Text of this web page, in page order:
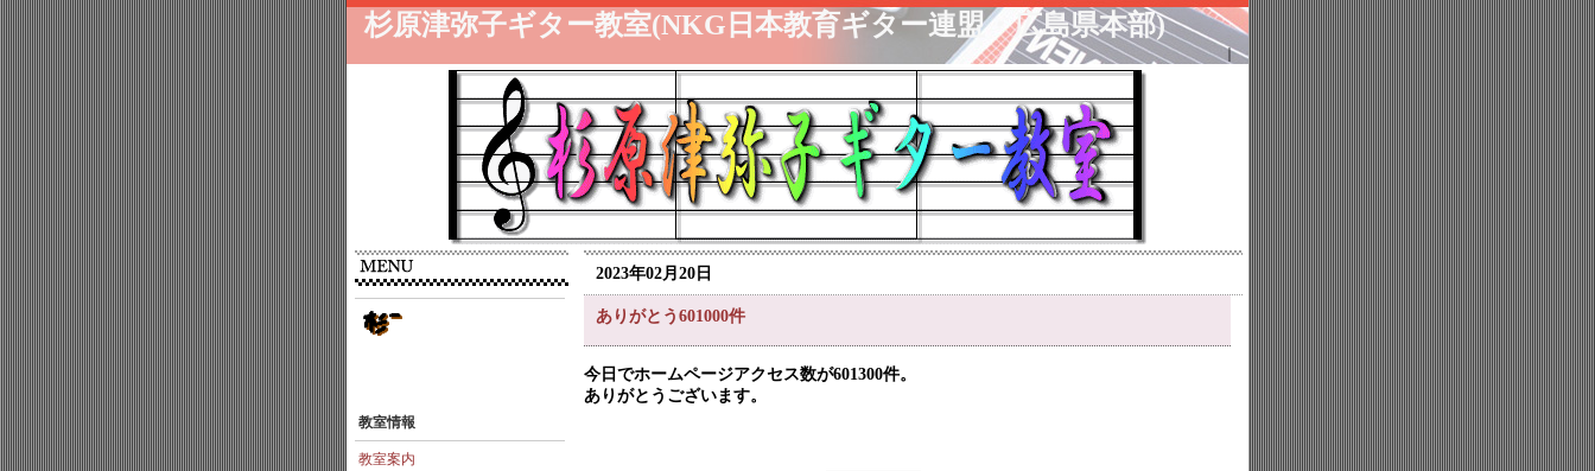
杉原津弥子ギター教室(NKG日本教育ギター連盟・広島県本部)
｜
教室情報
教室案内
2023年02月20日
ありがとう601000件
今日でホームページアクセス数が601300件。
ありがとうございます。